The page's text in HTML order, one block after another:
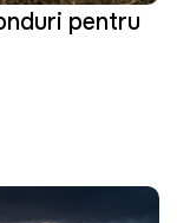
pentru